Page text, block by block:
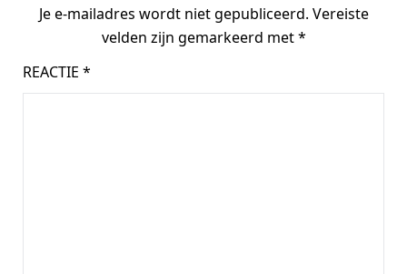
Je e-mailadres wordt niet gepubliceerd. Vereiste
velden zijn gemarkeerd met*
REACTIE *